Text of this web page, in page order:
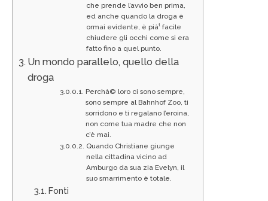
che prende l’avvio ben prima,
ed anche quando la droga è
ormai evidente, è pià¹ facile
chiudere gli occhi come si era
fatto fino a quel punto.
Un mondo parallelo, quello della
droga
Perchà© loro ci sono sempre,
sono sempre al Bahnhof Zoo, ti
sorridono e ti regalano l’eroina,
non come tua madre che non
c’è mai.
Quando Christiane giunge
nella cittadina vicino ad
Amburgo da sua zia Evelyn, il
suo smarrimento è totale.
Fonti